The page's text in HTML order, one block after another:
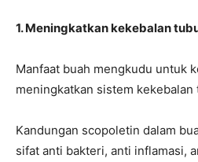
1. Meningkatkan kekebalan
Manfaat buah mengkudu untuk
meningkatkan sistem kekebalan
Kandungan scopoletin dalam
sifat anti bakteri, anti inflamasi,